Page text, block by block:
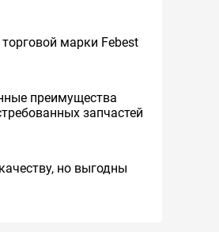
марки Febest
преимущества
запчастей
но выгодны